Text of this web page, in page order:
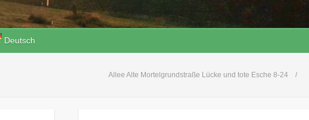
Deutsch
Allee Alte Mortelgrundstraße Lücke und tote Esche 8-24